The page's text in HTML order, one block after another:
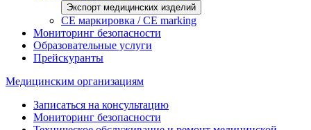
Экспорт медицинских изделий
CE маркировка / CE marking
Мониторинг безопасности
Образовательные услуги
Прейскуранты
Медицинским организациям
Записаться на консультацию
Мониторинг безопасности